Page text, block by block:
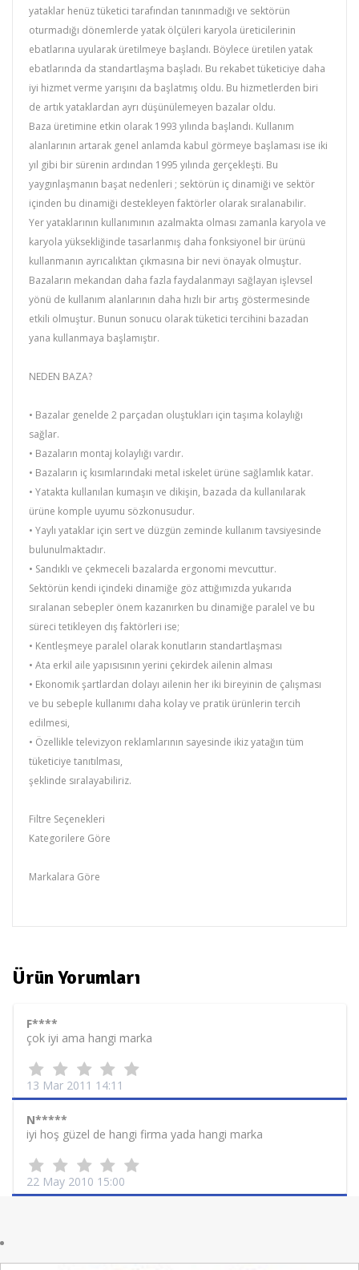
yataklar henüz tüketici tarafından tanınmadığı ve sektörün
oturmadığı dönemlerde yatak ölçüleri karyola üreticilerinin
ebatlarına uyularak üretilmeye başlandı. Böylece üretilen yatak
ebatlarında da standartlaşma başladı. Bu rekabet tüketiciye daha
iyi hizmet verme yarışını da başlatmış oldu. Bu hizmetlerden biri
de artık yataklardan ayrı düşünülemeyen bazalar oldu.
Baza üretimine etkin olarak 1993 yılında başlandı. Kullanım
alanlarının artarak genel anlamda kabul görmeye başlaması ise iki
yıl gibi bir sürenin ardından 1995 yılında gerçekleşti. Bu
yaygınlaşmanın başat nedenleri ; sektörün iç dinamiği ve sektör
içinden bu dinamiği destekleyen faktörler olarak sıralanabilir.
Yer yataklarının kullanımının azalmakta olması zamanla karyola ve
karyola yüksekliğinde tasarlanmış daha fonksiyonel bir ürünü
kullanmanın ayrıcalıktan çıkmasına bir nevi önayak olmuştur.
Bazaların mekandan daha fazla faydalanmayı sağlayan işlevsel
yönü de kullanım alanlarının daha hızlı bir artış göstermesinde
etkili olmuştur. Bunun sonucu olarak tüketici tercihini bazadan
yana kullanmaya başlamıştır.
NEDEN BAZA?
• Bazalar genelde 2 parçadan oluştukları için taşıma kolaylığı
sağlar.
• Bazaların montaj kolaylığı vardır.
• Bazaların iç kısımlarındaki metal iskelet ürüne sağlamlık katar.
• Yatakta kullanılan kumaşın ve dikişin, bazada da kullanılarak
ürüne komple uyumu sözkonusudur.
• Yaylı yataklar için sert ve düzgün zeminde kullanım tavsiyesinde
bulunulmaktadır.
• Sandıklı ve çekmeceli bazalarda ergonomi mevcuttur.
Sektörün kendi içindeki dinamiğe göz attığımızda yukarıda
sıralanan sebepler önem kazanırken bu dinamiğe paralel ve bu
süreci tetikleyen dış faktörleri ise;
• Kentleşmeye paralel olarak konutların standartlaşması
• Ata erkil aile yapısısının yerini çekirdek ailenin alması
• Ekonomik şartlardan dolayı ailenin her iki bireyinin de çalışması
ve bu sebeple kullanımı daha kolay ve pratik ürünlerin tercih
edilmesi,
• Özellikle televizyon reklamlarının sayesinde ikiz yatağın tüm
tüketiciye tanıtılması,
şeklinde sıralayabiliriz.
Filtre Seçenekleri
Kategorilere Göre
Markalara Göre
Ürün Yorumları
F****
çok iyi ama hangi marka
13 Mar 2011 14:11
N*****
iyi hoş güzel de hangi firma yada hangi marka
22 May 2010 15:00